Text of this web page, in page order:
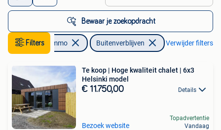
Bewaar je zoekopdracht
Filters Immo Buitenverblijven Verwijder filters
Te koop | Hoge kwaliteit chalet | 6x3
Helsinki model
€ 11.750,00 Details
Bezoek website
Topadvertentie
Vandaag